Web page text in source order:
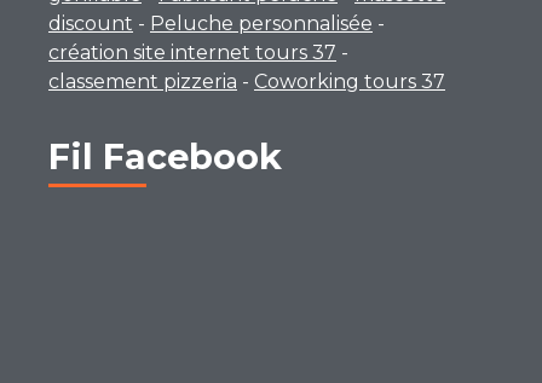
discount - Peluche personnalisée -
création site internet tours 37 -
classement pizzeria - Coworking tours 37
Fil Facebook